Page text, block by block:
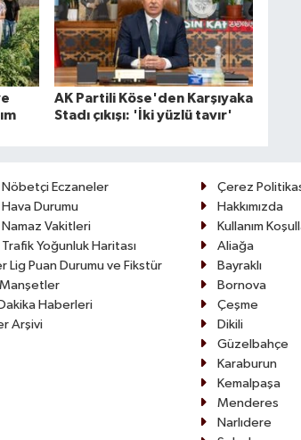
AK Partili Köse'den Karşıyaka
Stadı çıkışı: 'İki yüzlü tavır'
Nöbetçi Eczaneler
Hava Durumu
Namaz Vakitleri
Trafik Yoğunluk Haritası
Lig Puan Durumu ve Fikstür
Manşetler
Haberleri
Arşivi
Çerez
Hakkımızda
Kullanım
Aliağa
Bayraklı
Bornova
Çeşme
Dikili
Güzelbahçe
Karaburun
Kemalpaşa
Menderes
Narlıdere